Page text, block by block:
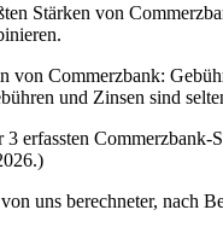
Stärken von
von Commerzbank:
und Zinsen sind
erfassten
uns berechneter, nach